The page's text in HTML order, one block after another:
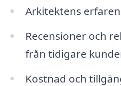
Arkitektens
Recensioner och
från tidigare
Kostnad och